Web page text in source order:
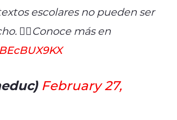
escolares no pueden ser
👉🏼Conoce más en
February 27,